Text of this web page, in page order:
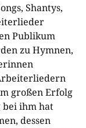
Shantys,
Publikum
zu Hymnen,
großen Erfolg
bei ihm hat
dessen